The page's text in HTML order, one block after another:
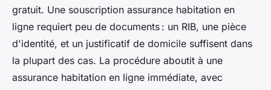
gratuit. Une souscription assurance habitation en
ligne requiert peu de documents : un RIB, une pièce
d'identité, et un justificatif de domicile suffisent dans
la plupart des cas. La procédure aboutit à une
assurance habitation en ligne immédiate, avec